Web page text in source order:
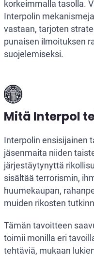
korkeimmalla tasolla.
Interpolin
vastaan, tarjoten
punaisen ilmoituksen
suojelemiseksi.
Mitä Interpol
Interpolin ensisijainen
jäsenmaita niiden
järjestäytynyttä
sisältää terrorismin,
huumekaupan,
muiden rikosten
Tämän tavoitteen
toimii monilla eri
tehtäviä, mukaan